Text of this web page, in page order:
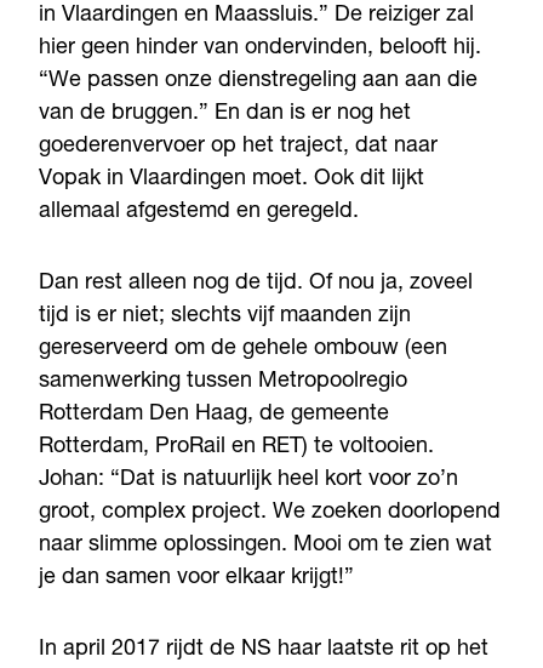
in Vlaardingen en Maassluis.” De reiziger zal
hier geen hinder van ondervinden, belooft hij.
“We passen onze dienstregeling aan aan die
van de bruggen.” En dan is er nog het
goederenvervoer op het traject, dat naar
Vopak in Vlaardingen moet. Ook dit lijkt
allemaal afgestemd en geregeld.
Dan rest alleen nog de tijd. Of nou ja, zoveel
tijd is er niet; slechts vijf maanden zijn
gereserveerd om de gehele ombouw (een
samenwerking tussen Metropoolregio
Rotterdam Den Haag, de gemeente
Rotterdam, ProRail en RET) te voltooien.
Johan: “Dat is natuurlijk heel kort voor zo’n
groot, complex project. We zoeken doorlopend
naar slimme oplossingen. Mooi om te zien wat
je dan samen voor elkaar krijgt!”
In april 2017 rijdt de NS haar laatste rit op het